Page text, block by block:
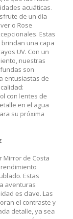
acuáticas.
de un día
o Rose
Estas
una capa
UV. Con un
nuestras
son
entusiastas de
con lentes de
en el agua
su próxima
Mirror de Costa
Estas
aventuras
es clave. Las
el contraste y
detalle, ya sea